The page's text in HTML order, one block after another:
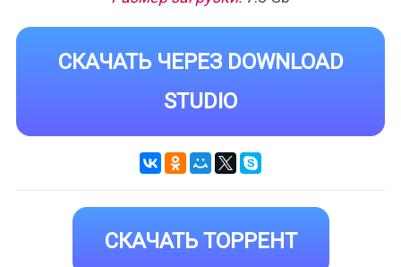
СКАЧАТЬ ЧЕРЕЗ DOWNLOAD
STUDIO
СКАЧАТЬ ТОРРЕНТ